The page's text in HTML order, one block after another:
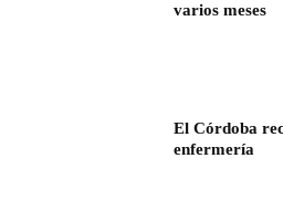
varios meses
El Córdoba
enfermería